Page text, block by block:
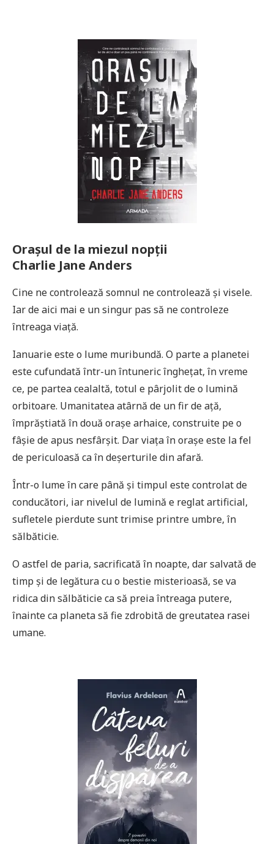
Orașul de la miezul nopții
Charlie Jane Anders
Cine ne controlează somnul ne controlează și visele.
Iar de aici mai e un singur pas să ne controleze
întreaga viață.
Ianuarie este o lume muribundă. O parte a planetei
este cufundată într-un întuneric înghețat, în vreme
ce, pe partea cealaltă, totul e pârjolit de o lumină
orbitoare. Umanitatea atârnă de un fir de ață,
împrăștiată în două orașe arhaice, construite pe o
fâșie de apus nesfârșit. Dar viața în orașe este la fel
de periculoasă ca în deșerturile din afară.
Într-o lume în care până și timpul este controlat de
conducători, iar nivelul de lumină e reglat artificial,
sufletele pierdute sunt trimise printre umbre, în
sălbăticie.
O astfel de paria, sacrificată în noapte, dar salvată de
timp și de legătura cu o bestie misterioasă, se va
ridica din sălbăticie ca să preia întreaga putere,
înainte ca planeta să fie zdrobită de greutatea rasei
umane.